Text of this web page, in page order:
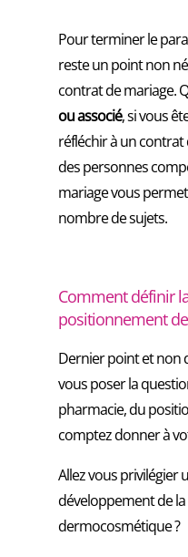
Pour terminer le
reste un point non
contrat de mariage.
ou associé, si vous
réfléchir à un
des personnes
mariage vous
nombre de sujets.
Comment définir
positionnement
Dernier point et non
vous poser la
pharmacie, du
comptez donner à
Allez vous privilégier
développement de
dermocosmétique ?